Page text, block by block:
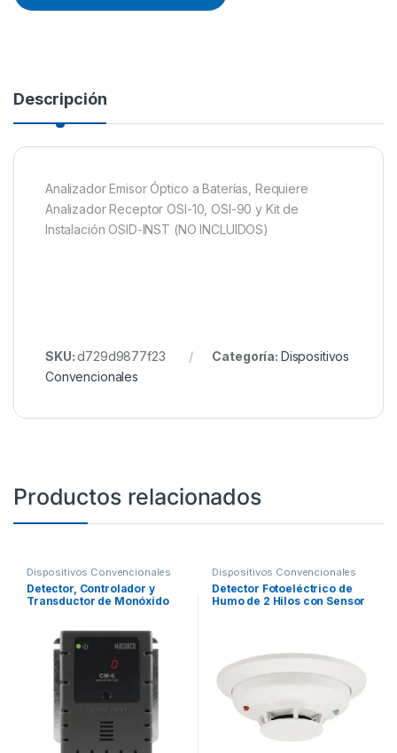
Descripción
Analizador Emisor Óptico a Baterías, Requiere
Analizador Receptor OSI-10, OSI-90 y Kit de
Instalación OSID-INST (NO INCLUIDOS)
SKU:d729d9877f23 Categoría: Dispositivos
Convencionales
Productos relacionados
Dispositivos Convencionales
Detector, Controlador y
Transductor de Monóxido
Dispositivos Convencionales
Detector Fotoeléctrico de
Humo de 2 Hilos con Sensor